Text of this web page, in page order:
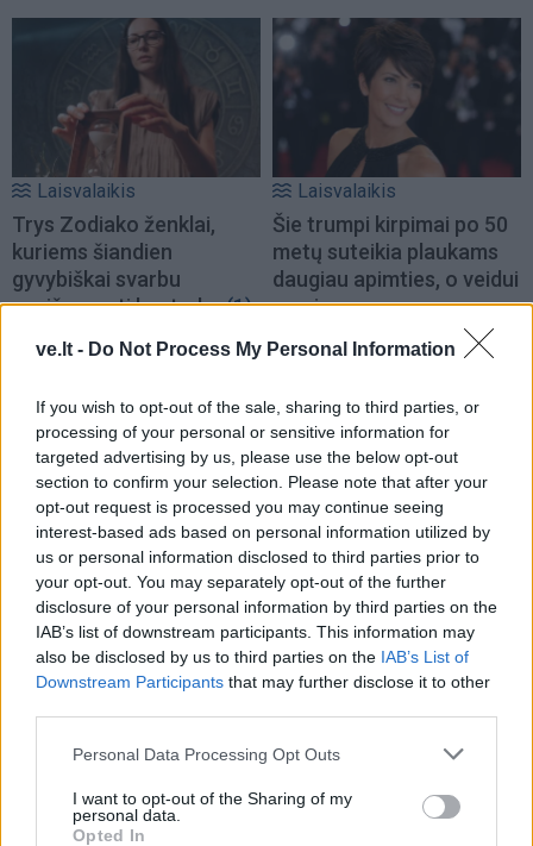
ve.lt - Do Not Process My Personal Information
If you wish to opt-out of the sale, sharing to third parties, or
processing of your personal or sensitive information for
targeted advertising by us, please use the below opt-out
section to confirm your selection. Please note that after your
opt-out request is processed you may continue seeing
interest-based ads based on personal information utilized by
us or personal information disclosed to third parties prior to
your opt-out. You may separately opt-out of the further
disclosure of your personal information by third parties on the
IAB’s list of downstream participants. This information may
also be disclosed by us to third parties on the IAB’s List of
Downstream Participants that may further disclose it to other
Personal Data Processing Opt Outs
I want to opt-out of the Sharing of my
personal data.
Opted In
Laisvalaikis
Trys Zodiako ženklai,
kuriems šiandien
gyvybiškai svarbu
apsišarvuoti kantrybe(1)
Laisvalaikis
Šie trumpi kirpimai po 50
metų suteikia plaukams
daugiau apimties, o veidui
– gaivumo
Laisvalaikis
Kūno kalbos testas:
pasirinkite gestą ir
sužinokite, kas trukdo
atsipalaiduoti(1)
Laisvalaikis
Rugpjūčio 9-ąją vardo
dieną švenčia